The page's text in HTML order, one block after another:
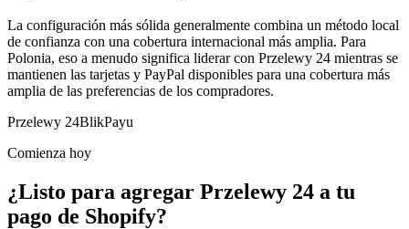
La configuración más sólida generalmente combina un método local
de confianza con una cobertura internacional más amplia. Para
Polonia, eso a menudo significa liderar con Przelewy 24 mientras se
mantienen las tarjetas y PayPal disponibles para una cobertura más
amplia de las preferencias de los compradores.
Przelewy 24BlikPayu
Comienza hoy
¿Listo para agregar Przelewy 24 a tu
pago de Shopify?